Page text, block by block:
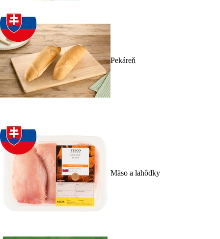
Pekáreň
Mäso a lahôdky